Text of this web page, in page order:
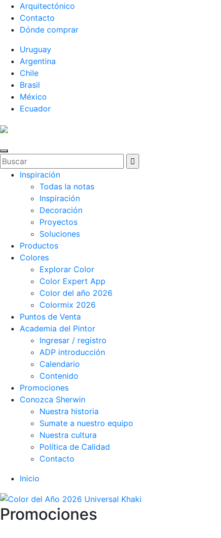
Arquitectónico
Contacto
Dónde comprar
Uruguay
Argentina
Chile
Brasil
México
Ecuador
Inspiración
Todas la notas
Inspiración
Decoración
Proyectos
Soluciones
Productos
Colores
Explorar Color
Color Expert App
Color del año 2026
Colormix 2026
Puntos de Venta
Academia del Pintor
Ingresar / registro
ADP introducción
Calendario
Contenido
Promociones
Conozca Sherwin
Nuestra historia
Sumate a nuestro equipo
Nuestra cultura
Política de Calidad
Contacto
Inicio
Promociones